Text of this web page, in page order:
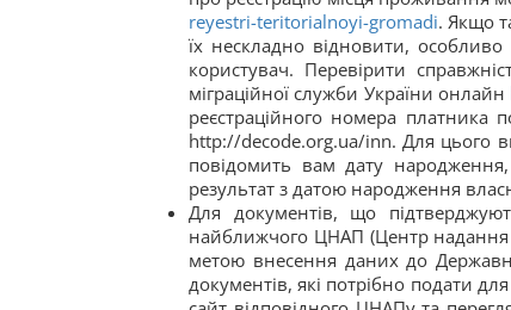
reyestri-teritorialnoyi-gromadi. Якщо
їх нескладно відновити,
користувач. Перевірити
міграційної служби України онлайн
реєстраційного номера платника
http://decode.org.ua/inn. Для цього
повідомить вам дату
результат з датою народження
Для документів, що
найближчого ЦНАП (Центр надання
метою внесення даних до
документів, які потрібно подати